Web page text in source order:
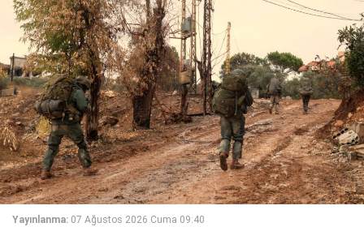
Yayınlanma: 07 Ağustos 2026 Cuma 09:40